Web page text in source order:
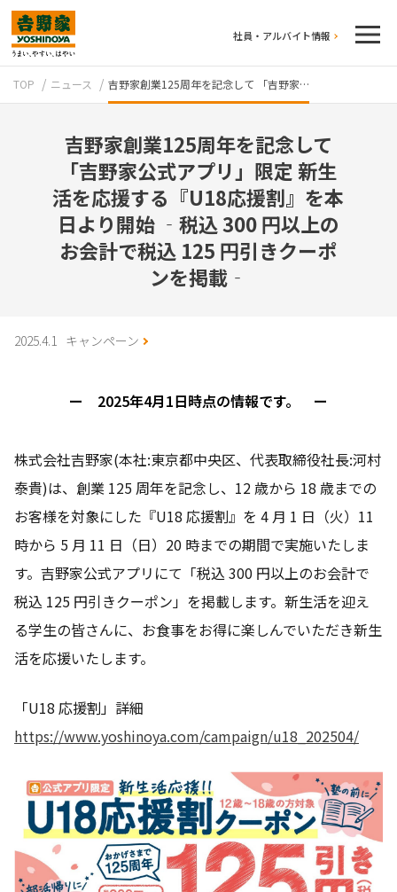
社員・アルバイト情報
テイクアウト
TOP ニュース 吉野家創業125周年を記念して 「吉野家…
吉野家創業125周年を記念して
「吉野家公式アプリ」限定 新生
活を応援する『U18応援割』を本
日より開始 ‐税込 300 円以上の
お会計で税込 125 円引きクーポ
ンを掲載‐
2025.4.1 キャンペーン
ー 2025年4月1日時点の情報です。 ー
株式会社吉野家(本社:東京都中央区、代表取締役社長:河村
泰貴)は、創業 125 周年を記念し、12 歳から 18 歳までの
お客様を対象にした『U18 応援割』を 4 月 1 日（火）11
時から 5 月 11 日（日）20 時までの期間で実施いたしま
す。吉野家公式アプリにて「税込 300 円以上のお会計で
税込 125 円引きクーポン」を掲載します。新生活を迎え
る学生の皆さんに、お食事をお得に楽しんでいただき新生
活を応援いたします。
「U18 応援割」詳細
https://www.yoshinoya.com/campaign/u18_202504/